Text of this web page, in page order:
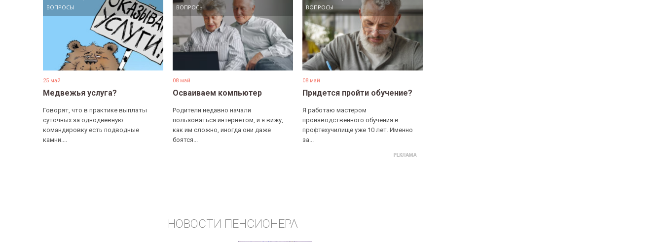
ВОПРОСЫ
25 май
Медвежья услуга?
Говорят, что в практике выплаты
суточных за однодневную
командировку есть подводные
камни....
ВОПРОСЫ
08 май
Осваиваем компьютер
Родители недавно начали
пользоваться интернетом, и я вижу,
как им сложно, иногда они даже
боятся...
ВОПРОСЫ
08 май
Придется пройти обучение?
Я работаю мастером
производственного обучения в
профтехучилище уже 10 лет. Именно
за...
НОВОСТИ ПЕНСИОНЕРА